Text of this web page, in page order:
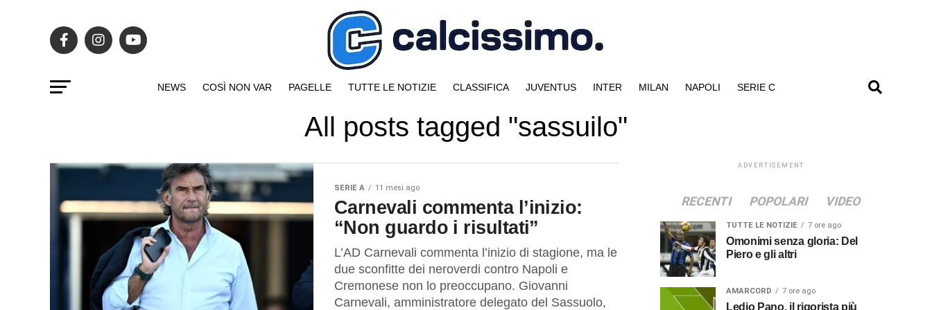
NEWS COSÌ NON VAR PAGELLE TUTTE LE NOTIZIE CLASSIFICA JUVENTUS INTER MILAN NAPOLI SERIE C
All posts tagged "sassuilo"
SERIE A 11 mesi ago
Carnevali commenta l’inizio:
“Non guardo i risultati”
L’AD Carnevali commenta l’inizio di stagione, ma le
due sconfitte dei neroverdi contro Napoli e
Cremonese non lo preoccupano. Giovanni
Carnevali, amministratore delegato del Sassuolo,
ADVERTISEMENT
RECENTI POPOLARI VIDEO
TUTTE LE NOTIZIE 7 ore ago
Omonimi senza gloria: Del
Piero e gli altri
AMARCORD 7 ore ago
Ledio Pano, il rigorista più